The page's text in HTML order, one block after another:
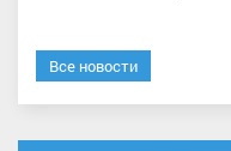
Все новости